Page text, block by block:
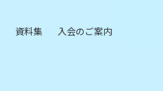
資料集 入会のご案内